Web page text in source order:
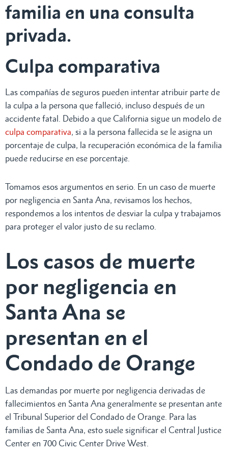
familia en una consulta
privada.
Culpa comparativa
Las compañías de seguros pueden intentar atribuir parte de
la culpa a la persona que falleció, incluso después de un
accidente fatal. Debido a que California sigue un modelo de
culpa comparativa, si a la persona fallecida se le asigna un
porcentaje de culpa, la recuperación económica de la familia
puede reducirse en ese porcentaje.
Tomamos esos argumentos en serio. En un caso de muerte
por negligencia en Santa Ana, revisamos los hechos,
respondemos a los intentos de desviar la culpa y trabajamos
para proteger el valor justo de su reclamo.
Los casos de muerte
por negligencia en
Santa Ana se
presentan en el
Condado de Orange
Las demandas por muerte por negligencia derivadas de
fallecimientos en Santa Ana generalmente se presentan ante
el Tribunal Superior del Condado de Orange. Para las
familias de Santa Ana, esto suele significar el Central Justice
Center en 700 Civic Center Drive West.